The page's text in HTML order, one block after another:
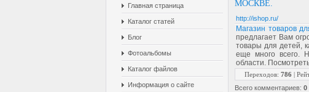
Главная страница
Каталог статей
Блог
Фотоальбомы
Каталог файлов
Информация о сайте
МОСКВЕ.
http://ishop.ru/
Магазин товаров
предлагает Вам
товары для детей,
еще много всего.
области.
Переходов: 786 |
Всего комментариев: 0